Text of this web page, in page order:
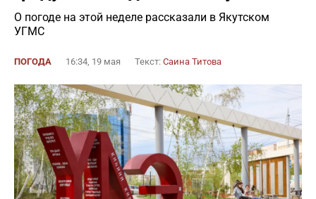
О погоде на этой неделе рассказали в Якутском
УГМС
ПОГОДА 16:34, 19 мая Текст: Саина Титова